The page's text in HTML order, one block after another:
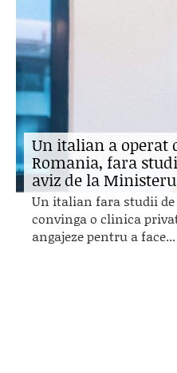
Un italian a operat
Romania, fara
aviz de la
Un italian fara studii
convinga o clinica
angajeze pentru a face...